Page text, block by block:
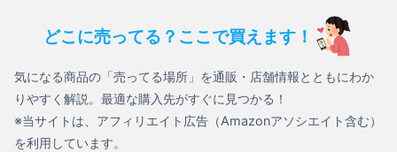
どこに売ってる？ここで買えます！
気になる商品の「売ってる場所」を通販・店舗情報とともにわか
りやすく解説。最適な購入先がすぐに見つかる！
※当サイトは、アフィリエイト広告（Amazonアソシエイト含む）
を利用しています。